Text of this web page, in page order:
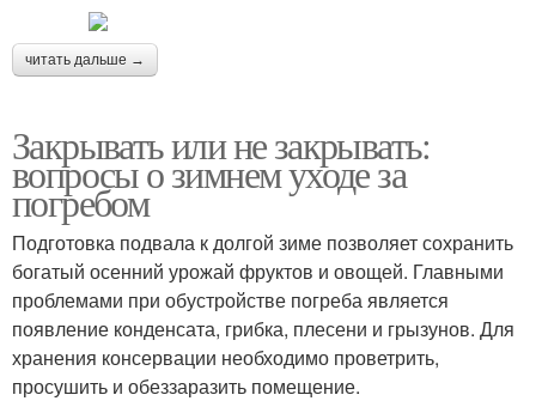
читать дальше →
Закрывать или не закрывать:
вопросы о зимнем уходе за
погребом
Подготовка подвала к долгой зиме позволяет сохранить
богатый осенний урожай фруктов и овощей. Главными
проблемами при обустройстве погреба является
появление конденсата, грибка, плесени и грызунов. Для
хранения консервации необходимо проветрить,
просушить и обеззаразить помещение.